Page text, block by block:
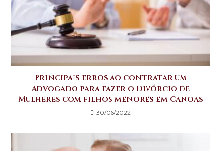
Principais erros ao contratar um
Advogado para fazer o Divórcio de
Mulheres com filhos menores em Canoas
30/06/2022